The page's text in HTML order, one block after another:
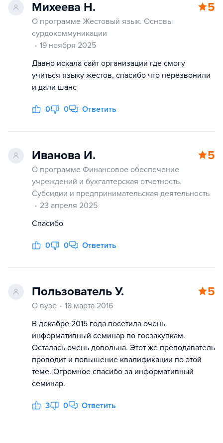
Михеева Н. 5
О программе Жестовый язык. Основы
сурдокоммуникации
19 ноября 2025
Давно искала сайт организации где смогу
учиться языку жестов, спасибо что перезвонили
и дали шанс
0 0 Ответить
Иванова И. 5
О программе Финансовое обеспечение
учреждений и бухгалтерская отчетность.
Субсидии и предпринимательская деятельность
23 апреля 2025
Спасибо
0 0 Ответить
Пользователь У. 5
О вузе
18 марта 2016
В декабре 2015 года посетила очень
информативный семинар по госзакупкам.
Осталась очень довольна. Этот же преподаватель
проводит и повышение квалификации по этой
теме. Огромное спасибо за информативный
семинар.
3 0 Ответить